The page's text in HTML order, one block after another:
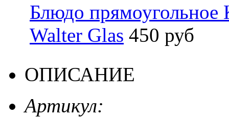
Блюдо
Walter Glas 450 руб
ОПИСАНИЕ
Артикул: